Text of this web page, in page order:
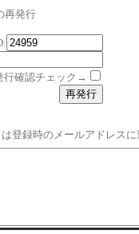
再発行
行確認チェック→
登録時のメールアドレスに